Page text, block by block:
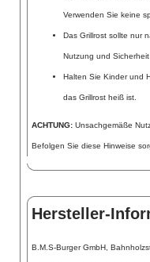
Verwenden Sie keine
Das Grillrost sollte nur
Nutzung und
Halten Sie Kinder und
das Grillrost heiß ist.
ACHTUNG: Unsachgemäße
Befolgen Sie diese Hinweise
Hersteller-
B.M.S-Burger GmbH,